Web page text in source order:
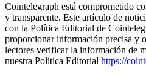
Cointelegraph está comprometido
y transparente. Este artículo de
con la Política Editorial de
proporcionar información precisa y
lectores verificar la información de
nuestra Política Editorial https://